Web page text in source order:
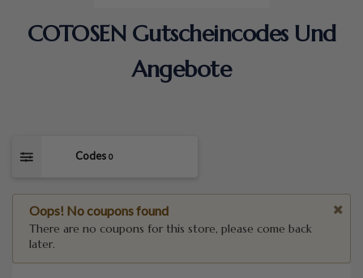
COTOSEN Gutscheincodes Und
Angebote
Codes 0
Oops! No coupons found
There are no coupons for this store, please come back
later.